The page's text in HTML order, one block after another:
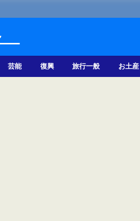
芸能 復興 旅行一般 お土